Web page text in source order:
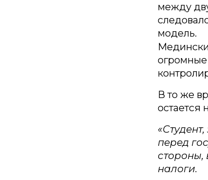
между
модель.
огромные
В то же
остается
перед
налоги.